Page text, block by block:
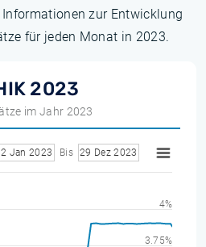
zur Entwicklung
für jeden Monat in 2023.
2023
im Jahr 2023
2 Jan 2023 Bis 29 Dez 2023
3.75%
4%